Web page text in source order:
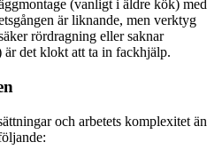
(vanligt i äldre kök) med
är liknande, men verktyg
rördragning eller saknar
det klokt att ta in fackhjälp.
och arbetets komplexitet än